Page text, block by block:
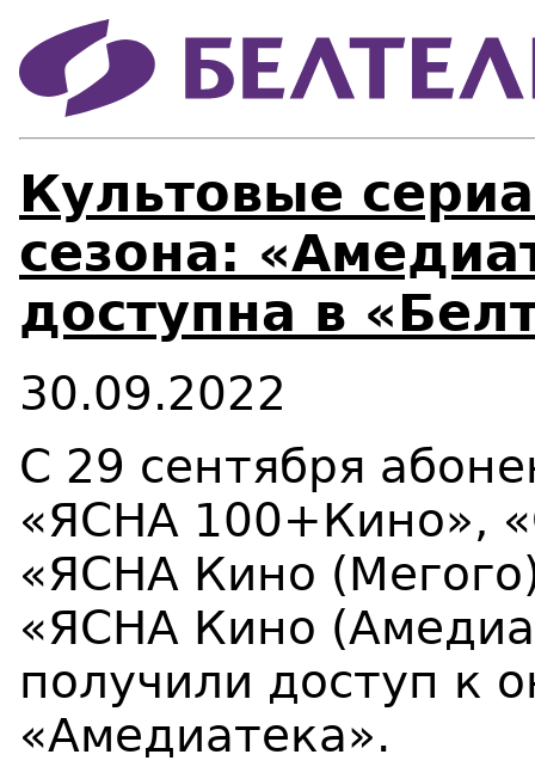
Культовые
сезона:
доступна в
30.09.2022
С 29 сентября
«ЯСНА 100+Кино»,
«ЯСНА Кино
«ЯСНА Кино
получили доступ к
«Амедиатека».